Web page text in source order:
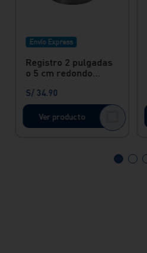
Envío Express
Registro 2 pulgadas
o 5 cm redondo
S/ 34.90
Ver producto